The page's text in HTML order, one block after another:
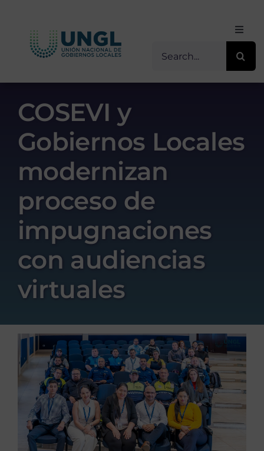
content
Inicio
Transparencia
Servicios / Programas
Comunicación
Contacto
COSEVI y
Gobiernos Locales
modernizan
proceso de
impugnaciones
con audiencias
virtuales